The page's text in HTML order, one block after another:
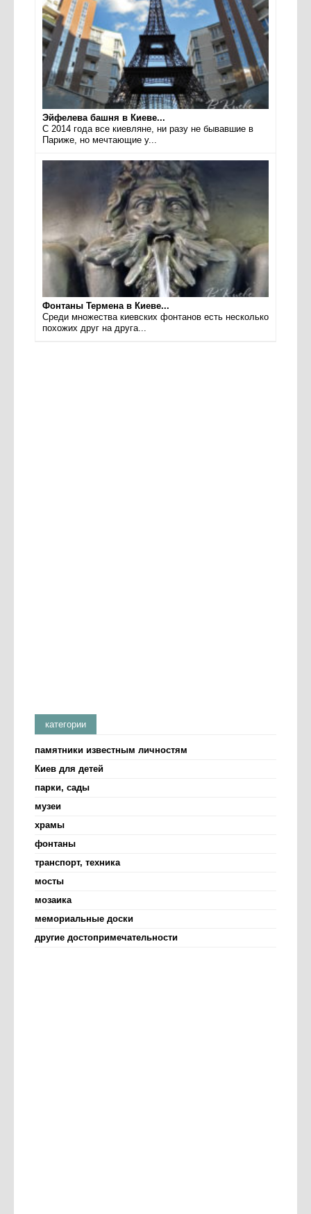
Эйфелева башня в Киеве...
С 2014 года все киевляне, ни разу не бывавшие в
Париже, но мечтающие у...
Фонтаны Термена в Киеве...
Среди множества киевских фонтанов есть несколько
похожих друг на друга...
категории
памятники известным личностям
Киев для детей
парки, сады
музеи
храмы
фонтаны
транспорт, техника
мосты
мозаика
мемориальные доски
другие достопримечательности